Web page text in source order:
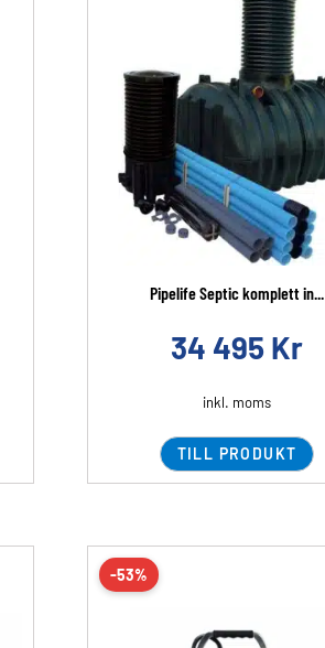
Pipelife Septic komplett in...
34 495 Kr
inkl. moms
TILL PRODUKT
-53%